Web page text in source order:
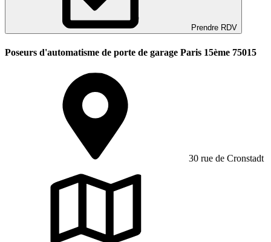
Prendre RDV
Poseurs d'automatisme de porte de garage Paris 15ème 75015
30 rue de Cronstadt